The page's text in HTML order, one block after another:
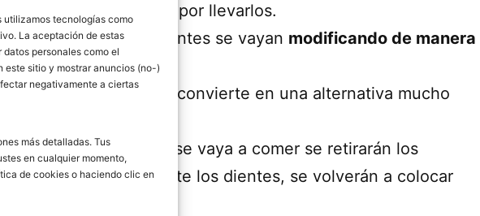
utilizamos tecnologías como
La aceptación de estas
personales como el
sitio y mostrar anuncios (no-)
negativamente a ciertas
más detalladas. Tus
en cualquier momento,
de cookies o haciendo clic en
“vergüenza” por llevarlos.
supone que los dientes se vayan modificando de manera
de quien la lleva, la convierte en una alternativa mucho
. Y es que cuando se vaya a comer se retirarán los
correctamente los dientes, se volverán a colocar